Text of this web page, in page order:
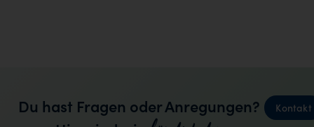
Du hast Fragen oder Anregungen?
Kontakt